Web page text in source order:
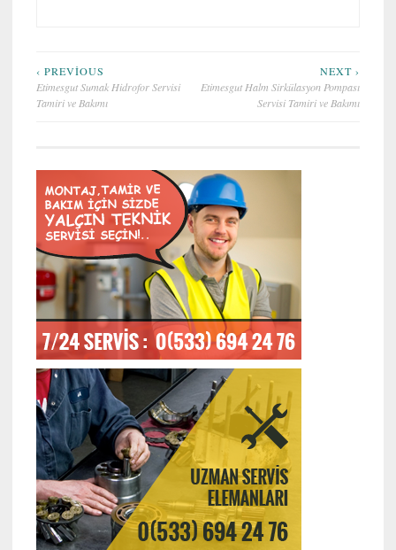
Yazı
gezinmesi
‹ PREVIOUS
Etimesgut Sumak Hidrofor Servisi
Tamiri ve Bakımı
NEXT ›
Etimesgut Halm Sirkülasyon Pompası
Servisi Tamiri ve Bakımı